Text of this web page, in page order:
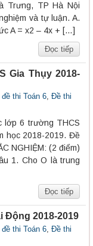
Trưng, TP Hà Nội
và tự luận. A.
A = x2 – 4x + […]
Đọc tiếp
Gia Thụy 2018-
thi Toán 6, Đề thi
lớp 6 trường THCS
học 2018-2019. Đề
NGHIỆM: (2 điểm)
1. Cho O là trung
Đọc tiếp
Động 2018-2019
thi Toán 6, Đề thi